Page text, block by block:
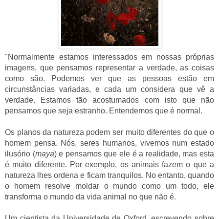
"Normalmente estamos interessados em nossas próprias
imagens, que pensamos representar a verdade, as coisas
como são. Podemos ver que as pessoas estão em
circunstâncias variadas, e cada um considera que vê a
verdade. Estamos tão acostumados com isto que não
pensamos que seja estranho. Entendemos que é normal.
Os planos da natureza podem ser muito diferentes do que o
homem pensa. Nós, seres humanos, vivemos num estado
ilusório (maya) e pensamos que ele é a realidade, mas esta
é muito diferente. Por exemplo, os animais fazem o que a
natureza lhes ordena e ficam tranquilos. No entanto, quando
o homem resolve moldar o mundo como um todo, ele
transforma o mundo da vida animal no que não é.